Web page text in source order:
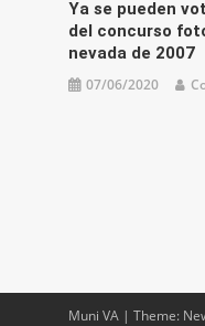
Ya se pueden
del concurso
nevada de 2007
07/06/2020
Muni VA | Theme: